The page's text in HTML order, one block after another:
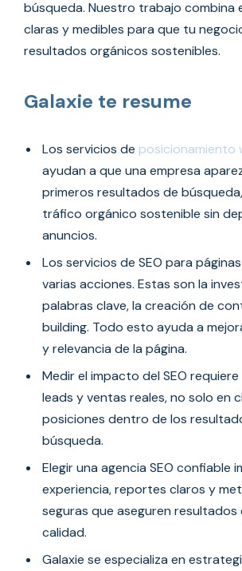
búsqueda. Nuestro trabajo combina
claras y medibles para que tu
resultados orgánicos sostenibles.
Galaxie te resume
Los servicios de posicionamiento
ayudan a que una empresa
primeros resultados de
tráfico orgánico sostenible sin
anuncios.
Los servicios de SEO para
varias acciones. Estas son la
palabras clave, la creación de
building. Todo esto ayuda a
y relevancia de la página.
Medir el impacto del SEO
leads y ventas reales, no solo en
posiciones dentro de los
búsqueda.
Elegir una agencia SEO confiable
experiencia, reportes claros y
seguras que aseguren resultados
calidad.
Galaxie se especializa en